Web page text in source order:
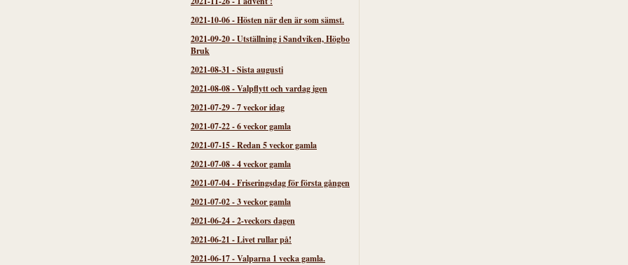
2021-10-06-Hösten när den är som sämst.
2021-09-20-Utställning i Sandviken, Högbo
Bruk
2021-08-31 -Sista augusti
2021-08-08-Valpflytt och vardag igen
2021-07-29-7 veckor idag
2021-07-22-6 veckor gamla
2021-07-15-Redan 5 veckor gamla
2021-07-08-4 veckor gamla
2021-07-04-Friseringsdag för första gången
2021-07-02-3 veckor gamla
2021-06-24-2-veckors dagen
2021-06-21 -Livet rullar på!
2021-06-17-Valparna 1 vecka gamla.